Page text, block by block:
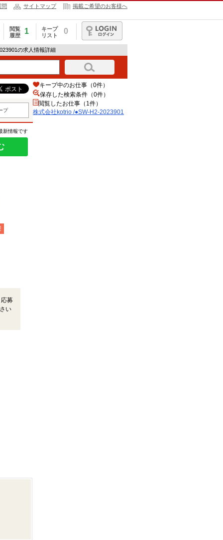
問 サイトマップ 掲載ご希望のお客様へ
閲覧
履歴
1
キープ
リスト
0
ログイン
の求人情報詳細
プ
新情報です
募
い
キープ中のお仕事（0件）
保存した検索条件（0件）
閲覧したお仕事（1件）
株式会社kotrio /●SW-H2-2023901